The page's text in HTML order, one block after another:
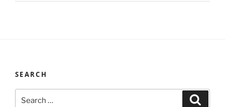
SEARCH